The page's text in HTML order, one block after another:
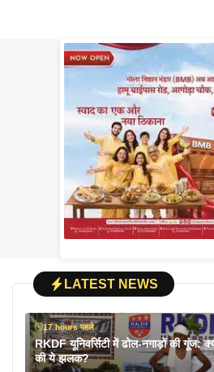
LATEST NEWS
17 hours पहले
RKDF यूनिवर्सिटी में ढोल-नगाड़ों की गूंज:
की ये झलक?